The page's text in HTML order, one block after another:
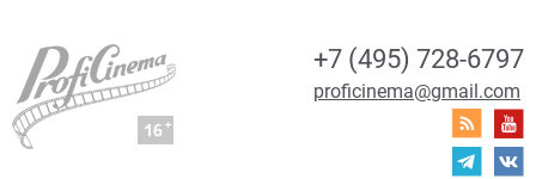
+7 (495) 728-6797
proficinema@gmail.com